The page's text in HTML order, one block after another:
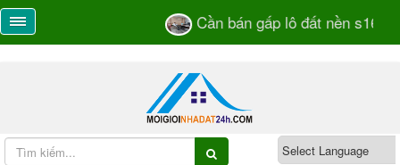
Cần bán gấp lô đất nền s16 dự